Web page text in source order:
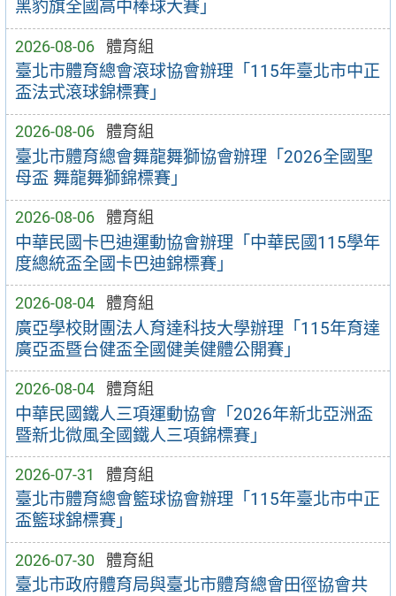
黑豹旗全國高中棒球大賽」
2026-08-06 體育組
臺北市體育總會滾球協會辦理「115年臺北市中正
盃法式滾球錦標賽」
2026-08-06 體育組
臺北市體育總會舞龍舞獅協會辦理「2026全國聖
母盃 舞龍舞獅錦標賽」
2026-08-06 體育組
中華民國卡巴迪運動協會辦理「中華民國115學年
度總統盃全國卡巴迪錦標賽」
2026-08-04 體育組
廣亞學校財團法人育達科技大學辦理「115年育達
廣亞盃暨台健盃全國健美健體公開賽」
2026-08-04 體育組
中華民國鐵人三項運動協會「2026年新北亞洲盃
暨新北微風全國鐵人三項錦標賽」
2026-07-31 體育組
臺北市體育總會籃球協會辦理「115年臺北市中正
盃籃球錦標賽」
2026-07-30 體育組
臺北市政府體育局與臺北市體育總會田徑協會共